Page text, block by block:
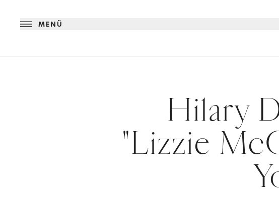
MENÜ
Hilary
"Lizzie